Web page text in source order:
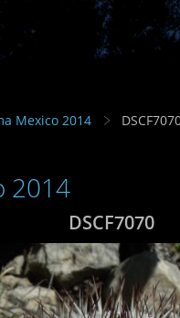
Mexico 2014
2014
DSCF7070